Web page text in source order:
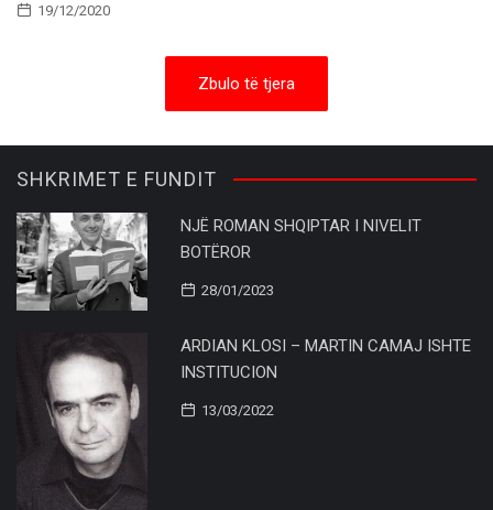
19/12/2020
Zbulo të tjera
SHKRIMET E FUNDIT
NJË ROMAN SHQIPTAR I NIVELIT
BOTËROR
28/01/2023
ARDIAN KLOSI – MARTIN CAMAJ ISHTE
INSTITUCION
13/03/2022